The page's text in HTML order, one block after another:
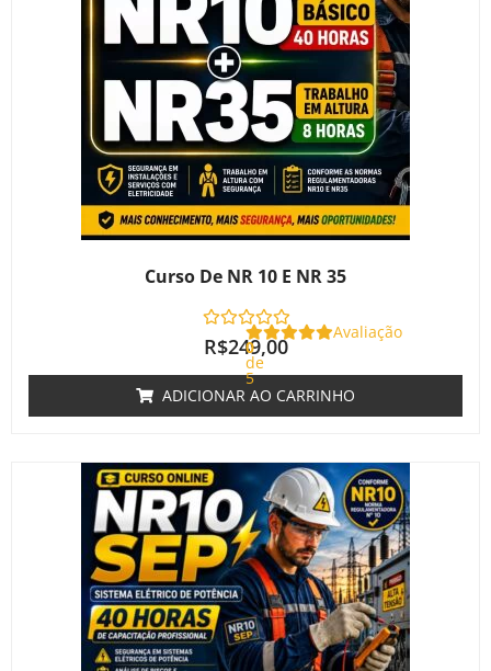
Curso De NR 10 E NR 35
Avaliação
0
de
5
R$249,00
ADICIONAR AO CARRINHO